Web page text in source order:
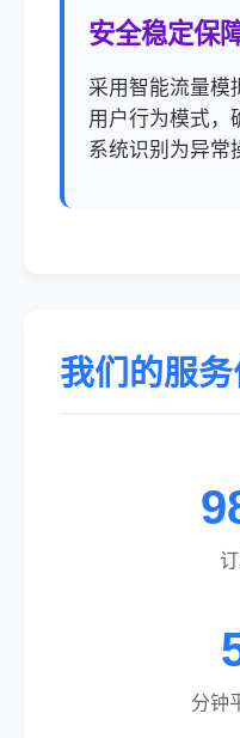
安全稳定保
采用智能流量模
用户行为模式，
系统识别为异常
我们的服
分钟